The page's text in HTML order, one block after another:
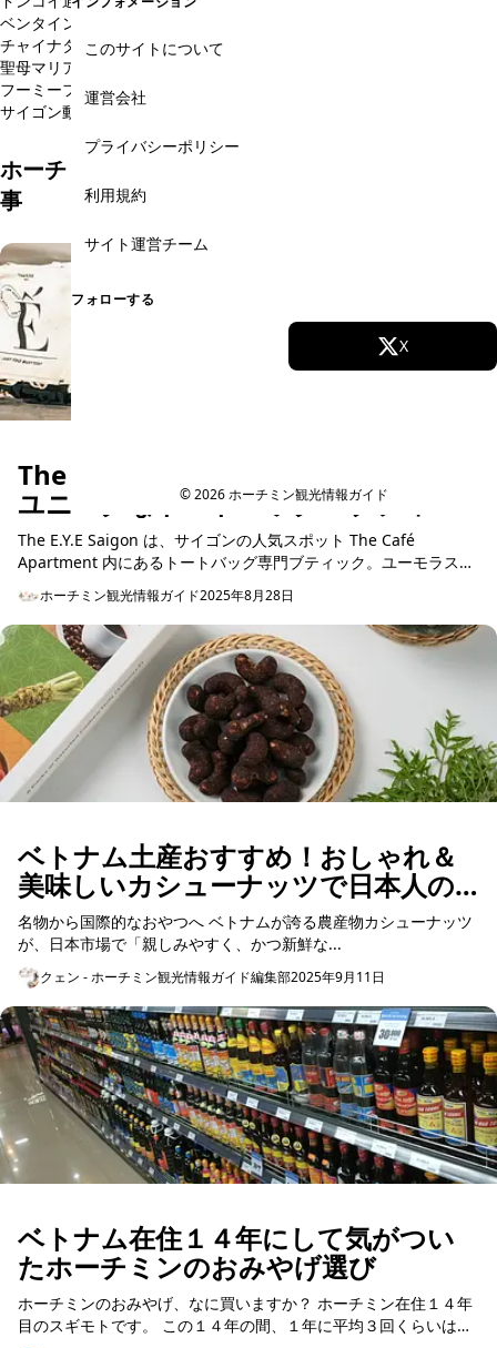
このサイトについて
運営会社
プライバシーポリシー
利用規約
サイト運営チーム
フォローする
X
© 2026 ホーチミン観光情報ガイド
ベンタイン市場周辺
チャイナタウン・チョロン (3)日本人街レタントン通り
聖母マリア教会周辺
フーミーフン・韓国人街
サイゴン動植物園 ホーチミン郊外
ホーチミン・ベトナム雑貨・お土産のおすすめ記
事
The E.Y.E Saigon – サイゴン中心部の
ユニークなトートバッグ・ブティッ
ク
The E.Y.E Saigon は、サイゴンの人気スポット The Café
Apartment 内にあるトートバッグ専門ブティック。ユーモラスな
スローガン入りバッグと芸術的な空...
ホーチミン観光情報ガイド2025年8月28日
ベトナム土産おすすめ！おしゃれ＆
美味しいカシューナッツで日本人の
口に合う味を
名物から国際的なおやつへ ベトナムが誇る農産物カシューナッツ
が、日本市場で「親しみやすく、かつ新鮮な...
クェン - ホーチミン観光情報ガイド編集部2025年9月11日
ベトナム在住１４年にして気がつい
たホーチミンのおみやげ選び
ホーチミンのおみやげ、なに買いますか？ ホーチミン在住１４年
目のスギモトです。 この１４年の間、１年に平均３回くらいは帰